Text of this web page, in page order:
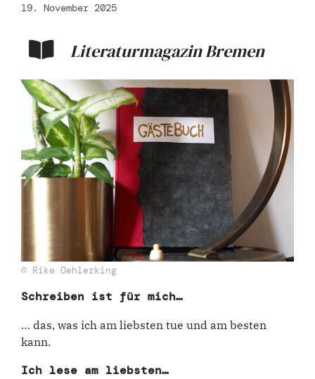
19. November 2025
Literaturmagazin Bremen
© Rike Oehlerking
Schreiben ist für mich…
… das, was ich am liebsten tue und am besten
kann.
Ich lese am liebsten…